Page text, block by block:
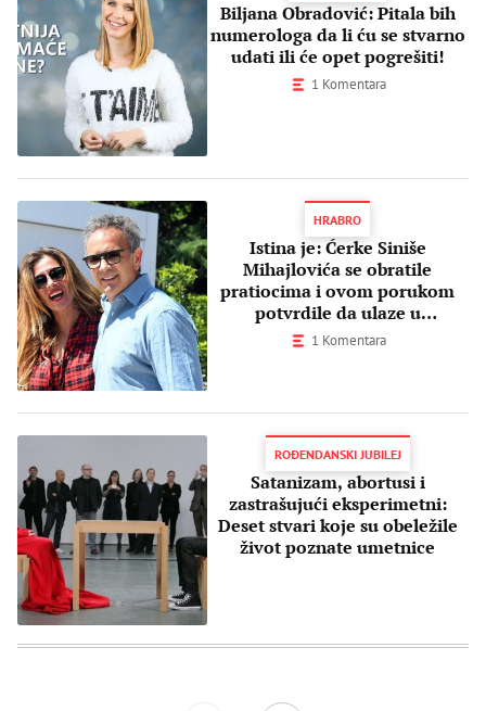
Biljana Obradović: Pitala bih
numerologa da li ću se stvarno
udati ili će opet pogrešiti!
1 Komentara
HRABRO
Istina je: Ćerke Siniše
Mihajlovića se obratile
pratiocima i ovom porukom
potvrdile da ulaze u
ITALIJANSKI rijaliti šou!
1 Komentara
ROĐENDANSKI JUBILEJ
Satanizam, abortusi i
zastrašujući eksperimetni:
Deset stvari koje su obeležile
život poznate umetnice